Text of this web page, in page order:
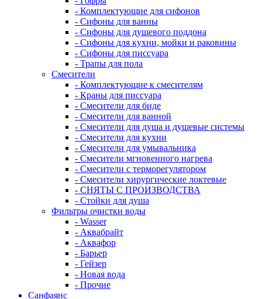
- Комплектующие для сифонов
- Сифоны для ванны
- Сифоны для душевого поддона
- Сифоны для кухни, мойки и раковины
- Сифоны для писсуара
- Трапы для пола
Смесители
- Комплектующие к смесителям
- Краны для писсуара
- Смесители для биде
- Смесители для ванной
- Смесители для душа и душевые системы
- Смесители для кухни
- Смесители для умывальника
- Смесители мгновенного нагрева
- Смесители с терморегулятором
- Смесители хирургические локтевые
- СНЯТЫ С ПРОИЗВОДСТВА
- Стойки для душа
Фильтры очистки воды
- Wasser
- Аквабрайт
- Аквафор
- Барьер
- Гейзер
- Новая вода
- Прочие
Санфаянс